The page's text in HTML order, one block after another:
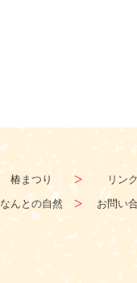
椿まつり
リン
なんとの自然 お問い